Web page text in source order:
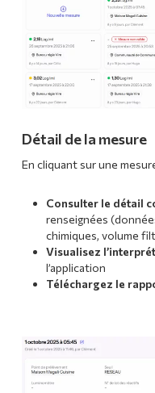
Détail de la mesure
En cliquant sur une
Consulter le détail
renseignées
chimiques, volume
Visualisez
l’application
Téléchargez le